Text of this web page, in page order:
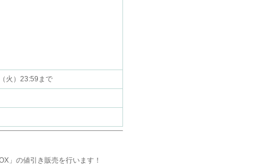
火）23:59まで
」の値引き販売を行います！